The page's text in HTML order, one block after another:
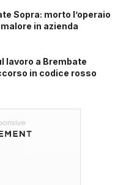
Sopra: morto l’operaio
in azienda
lavoro a Brembate
in codice rosso